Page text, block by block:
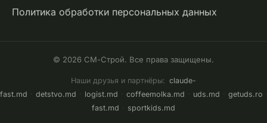
Политика обработки персональных данных
© 2026 СМ-Строй. Все права защищены.
Наши друзья и партнёры: claude-
fast.md · detstvo.md · logist.md · coffeemolka.md · uds.md · getuds.ro
fast.md · sportkids.md